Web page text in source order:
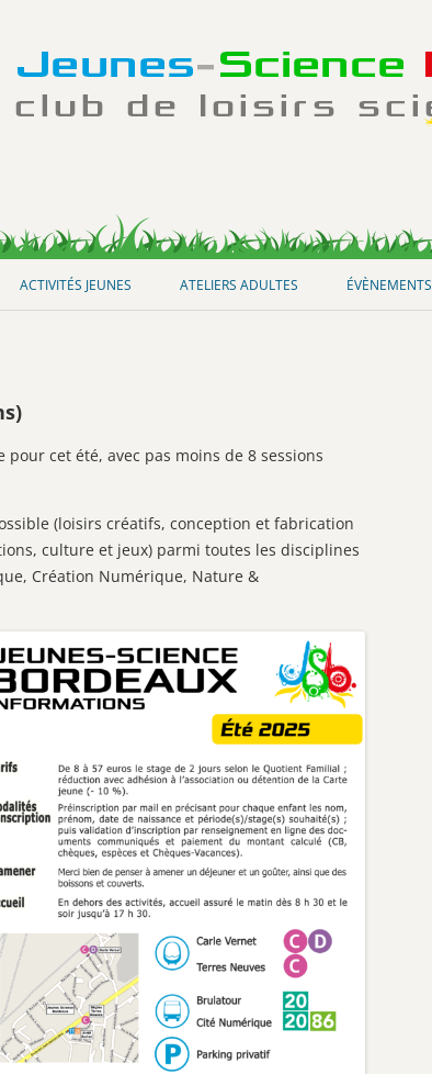
au
ACTIVITÉS JEUNES ATELIERS ADULTES ÉVÈNEMENTS
cet été, avec pas moins de 8 sessions
(loisirs créatifs, conception et fabrication
culture et jeux) parmi toutes les disciplines
Création Numérique, Nature &